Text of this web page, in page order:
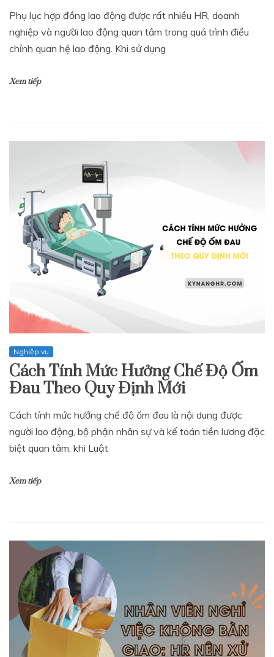
Phụ lục hợp đồng lao động được rất nhiều HR, doanh
nghiệp và người lao động quan tâm trong quá trình điều
chỉnh quan hệ lao động. Khi sử dụng
Xem tiếp
Nghiệp vụ
Cách Tính Mức Hưởng Chế Độ Ốm
Đau Theo Quy Định Mới
Cách tính mức hưởng chế độ ốm đau là nội dung được
người lao động, bộ phận nhân sự và kế toán tiền lương đặc
biệt quan tâm, khi Luật
Xem tiếp